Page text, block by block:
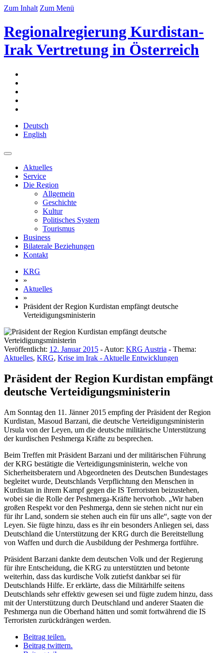
Zum Inhalt Zum Menü
Regionalregierung Kurdistan-
Irak Vertretung in Österreich
Deutsch
English
Aktuelles
Service
Die Region
Allgemein
Geschichte
Kultur
Politisches System
Tourismus
Business
Bilaterale Beziehungen
Kontakt
KRG
»
Aktuelles
»
Präsident der Region Kurdistan empfängt deutsche
Verteidigungsministerin
Veröffentlicht: 12. Januar 2015 - Autor: KRG Austria - Thema:
Aktuelles, KRG, Krise im Irak - Aktuelle Entwicklungen
Präsident der Region Kurdistan empfängt
deutsche Verteidigungsministerin
Am Sonntag den 11. Jänner 2015 empfing der Präsident der Region
Kurdistan, Masoud Barzani, die deutsche Verteidigungsministerin
Ursula von der Leyen, um die deutsche militärische Unterstützung
der kurdischen Peshmerga Kräfte zu besprechen.
Beim Treffen mit Präsident Barzani und der militärischen Führung
der KRG bestätigte die Verteidigungsministerin, welche von
Sicherheitsberatern und Abgeordneten des Deutschen Bundestages
begleitet wurde, Deutschlands Verpflichtung den Menschen in
Kurdistan in ihrem Kampf gegen die IS Terroristen beizustehen,
wobei sie die Rolle der Peshmerga-Kräfte hervorhob. „Wir haben
großen Respekt vor den Peshmerga, denn sie stehen nicht nur ein
für ihr Land, sondern sie stehen auch ein für uns alle“, sagte von der
Leyen. Sie fügte hinzu, dass es ihr ein besonders Anliegen sei, dass
Deutschland die Unterstützung der KRG durch die Bereitstellung
von Waffen und durch die Ausbildung der Peshmerga fortführe.
Präsident Barzani dankte dem deutschen Volk und der Regierung
für ihre Entscheidung, die KRG zu unterstützten und betonte
weiterhin, dass das kurdische Volk zutiefst dankbar sei für
Deutschlands Hilfe. Er erklärte, dass die Militärhilfe seitens
Deutschlands sehr effektiv gewesen sei und fügte zudem hinzu, dass
mit der Unterstützung durch Deutschland und anderer Staaten die
Peshmerga nun die Oberhand hätten und somit fortwährend die IS
Terroristen zurückdrängen werden.
Beitrag teilen.
Beitrag twittern.